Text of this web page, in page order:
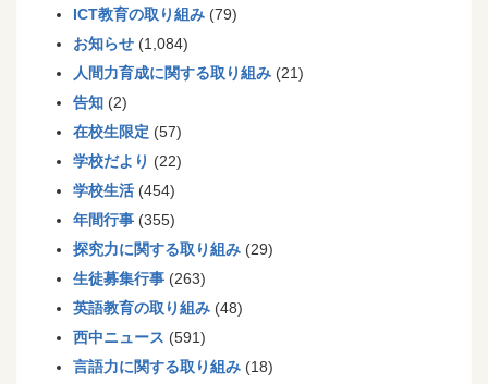
ICT教育の取り組み (79)
お知らせ (1,084)
人間力育成に関する取り組み (21)
告知 (2)
在校生限定 (57)
学校だより (22)
学校生活 (454)
年間行事 (355)
探究力に関する取り組み (29)
生徒募集行事 (263)
英語教育の取り組み (48)
西中ニュース (591)
言語力に関する取り組み (18)